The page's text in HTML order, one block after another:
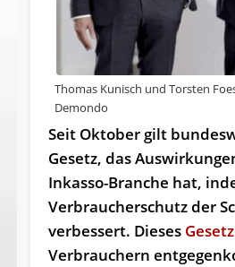
Thomas Kunisch und Torsten
Demondo
Seit Oktober gilt
Gesetz, das
Inkasso-Branche hat,
Verbraucherschutz der
verbessert. Dieses Gesetz
Verbrauchern